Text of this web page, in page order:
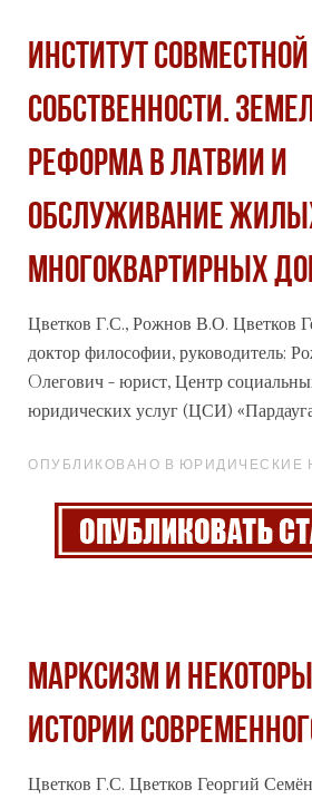
ИНСТИТУТ СОВМЕСТНОЙ
СОБСТВЕННОСТИ.
РЕФОРМА В ЛАТВИИ И
ОБСЛУЖИВАНИЕ
МНОГОКВАРТИРНЫХ
Цветков Г.С., Рожнов В.О. Цветков
доктор философии, руководитель;
Oлегович - юрист, Центр
юридических услуг (ЦСИ)
ОПУБЛИКОВАНО В ЮРИДИЧЕСКИЕ
МАРКСИЗМ И
ИСТОРИИ
Цветков Г.С. Цветков Георгий